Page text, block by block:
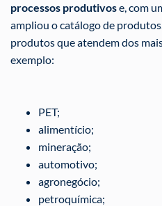
processos produtivose, com
ampliou o catálogo de
produtos que atendem dos
exemplo:
PET;
alimentício;
mineração;
automotivo;
agronegócio;
petroquímica;